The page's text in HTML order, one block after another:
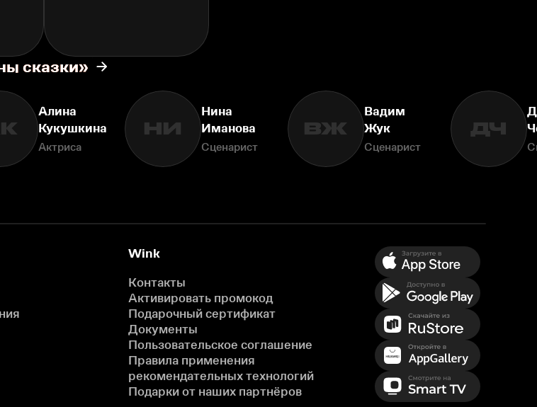
сказки»
Алина
Кукушкина
Актриса
НИ
Нина
Иманова
Сценарист
ВЖ
Вадим
Жук
Сценарист
ДЧ
Wink
Контакты
Активировать промокод
Подарочный сертификат
Документы
Пользовательское соглашение
Правила применения
рекомендательных технологий
Подарки от наших партнёров